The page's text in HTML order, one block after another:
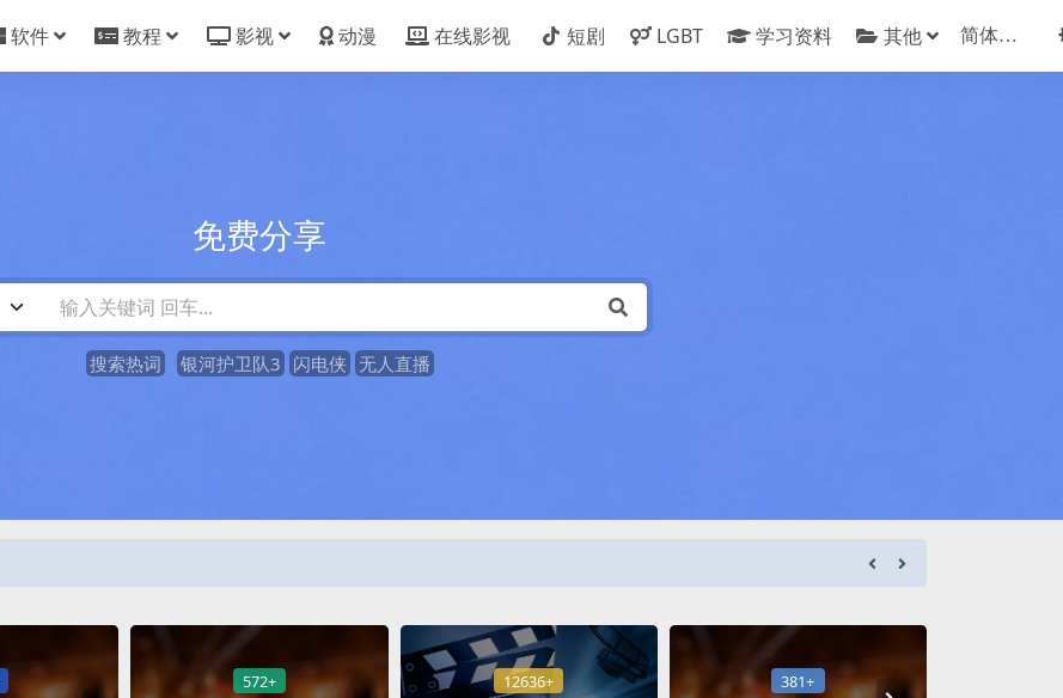
软件 教程 影视 动漫 在线影视 短剧 LGBT 学习资料 其他
免费分享
搜索热词 银河护卫队3 闪电侠 无人直播
572+ 12636+ 381+